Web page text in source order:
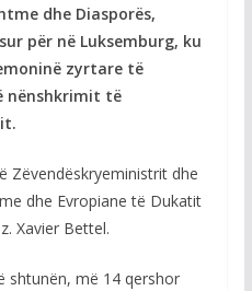
dhe Diasporës,
për në Luksemburg, ku
zyrtare të
nënshkrimit të
Zëvendëskryeministrit dhe
dhe Evropiane të Dukatit
Xavier Bettel.
shtunën, më 14 qershor